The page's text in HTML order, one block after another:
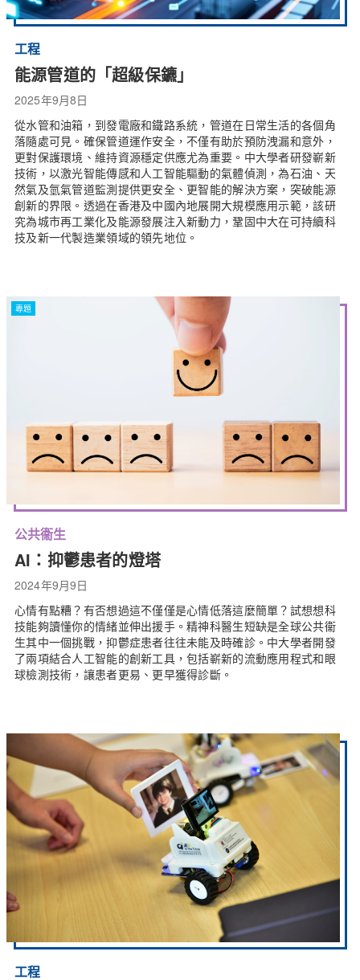
工程
能源管道的「超級保鑣」
2025年9月8日
從水管和油箱，到發電廠和鐵路系統，管道在日常生活的各個角
落隨處可見。確保管道運作安全，不僅有助於預防洩漏和意外，
更對保護環境、維持資源穩定供應尤為重要。中大學者研發嶄新
技術，以激光智能傳感和人工智能驅動的氣體偵測，為石油、天
然氣及氫氣管道監測提供更安全、更智能的解決方案，突破能源
創新的界限。透過在香港及中國內地展開大規模應用示範，該研
究為城市再工業化及能源發展注入新動力，鞏固中大在可持續科
技及新一代製造業領域的領先地位。
專題
公共衞生
AI：抑鬱患者的燈塔
2024年9月9日
心情有點糟？有否想過這不僅僅是心情低落這麼簡單？試想想科
技能夠讀懂你的情緒並伸出援手。精神科醫生短缺是全球公共衞
生其中一個挑戰，抑鬱症患者往往未能及時確診。中大學者開發
了兩項結合人工智能的創新工具，包括嶄新的流動應用程式和眼
球檢測技術，讓患者更易、更早獲得診斷。
工程